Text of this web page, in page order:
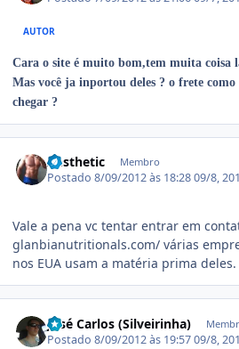
AUTOR
Cara o site é muito bom,tem muita coisa
Mas você ja inportou deles ? o frete
chegar ?
Aesthetic Membro
Postado8/09/2012 às 18:2809/8,
Vale a pena vc tentar entrar em
glanbianutritionals.com/ várias
nos EUA usam a matéria prima deles.
José Carlos (Silveirinha)
Postado8/09/2012 às 19:5709/8,